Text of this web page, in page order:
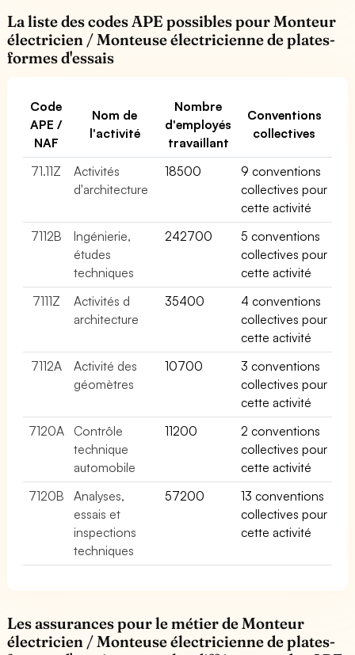
La liste des codes APE possibles pour Monteur
électricien / Monteuse électricienne de plates-
formes d'essais
Code
APE /
NAF
Nom de
l'activité
Nombre
d'employés
travaillant
Conventions
collectives
71.11Z
Activités
d'architecture
18500
9 conventions
collectives pour
cette activité
7112B
Ingénierie,
études
techniques
242700
5 conventions
collectives pour
cette activité
7111Z
Activités d
architecture
35400
4 conventions
collectives pour
cette activité
7112A
Activité des
géomètres
10700
3 conventions
collectives pour
cette activité
7120A
Contrôle
technique
automobile
11200
2 conventions
collectives pour
cette activité
7120B
Analyses,
essais et
inspections
techniques
57200
13 conventions
collectives pour
cette activité
Les assurances pour le métier de Monteur
électricien / Monteuse électricienne de plates-